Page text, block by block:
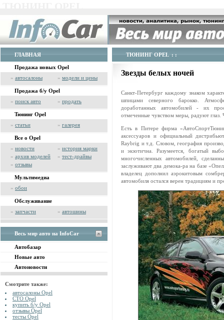
ГЛАВНАЯ
Продажа новых Opel
» автосалоны » модели и цены
Продажа б/у Opel
» поиск авто » продать
Тюнинг Opel
» статьи » галерея
Все о Opel
» новости » история марки
» архив моделей » тест-драйвы
» отзывы
Мультимедиа
» обои
Обслуживание
» запчасти » автошины
Весь мир авто на InfoCar
Автобазар
Новые авто
Автоновости
Смотрите также:
автосалоны Opel
СТО Opel
купить б/у Opel
отзывы Opel
тесты Opel
ТЮНИНГ OPEL: :
Звезды белых ночей
Санкт-Петербург каждому знаком
шпицами северного барокко.
доработанных автомобилей - их
отмеченные чувством меры, радуют
Есть в Питере фирма
аксессуаров и официальный
Raybrig и т.д. Словом, география
и экзотична. Разумеется, богатый
многочисленных автомобилей,
заслуживают два демока-ра на базе
владелец дополнил аэрокитовым
автомобиля остался верен традициям и